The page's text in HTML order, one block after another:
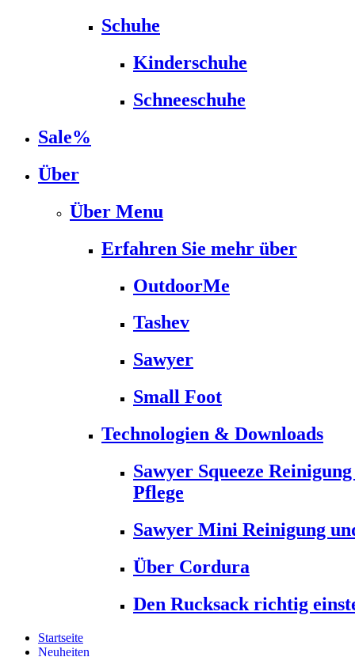
Schuhe
Kinderschuhe
Schneeschuhe
Sale%
Über
Über Menu
Erfahren Sie mehr über
OutdoorMe
Tashev
Sawyer
Small Foot
Technologien & Downloads
Sawyer Squeeze
Pflege
Sawyer Mini Reinigung
Über Cordura
Den Rucksack richtig
Startseite
Neuheiten